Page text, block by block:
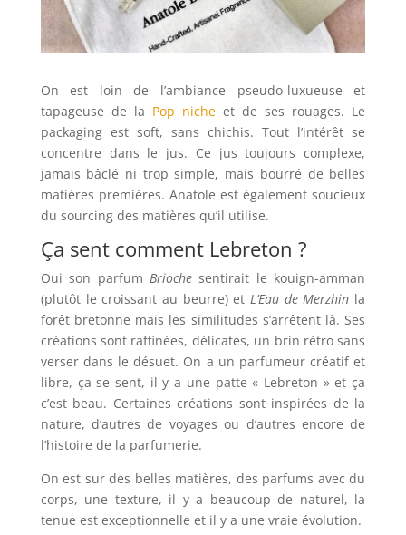
On est loin de l’ambiance pseudo-luxueuse et
tapageuse de la Pop nicheet de ses rouages. Le
packaging est soft, sans chichis. Tout l’intérêt se
concentre dans le jus. Ce jus toujours complexe,
jamais bâclé ni trop simple, mais bourré de belles
matières premières. Anatole est également soucieux
du sourcing des matières qu’il utilise.
Ça sent comment Lebreton ?
Oui son parfum Brioche sentirait le kouign-amman
(plutôt le croissant au beurre) etL’Eau de Merzhin la
forêt bretonne mais les similitudes s’arrêtent là. Ses
créations sont raffinées, délicates, un brin rétro sans
verser dans le désuet. On a un parfumeur créatif et
libre, ça se sent, il y a une patte « Lebreton » et ça
c’est beau. Certaines créations sont inspirées de la
nature, d’autres de voyages ou d’autres encore de
l’histoire de la parfumerie.
On est sur des belles matières, des parfums avec du
corps, une texture, il y a beaucoup de naturel, la
tenue est exceptionnelle et il y a une vraie évolution.